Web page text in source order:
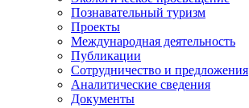
Познавательный туризм
Проекты
Международная деятельность
Публикации
Сотрудничество и предложения
Аналитические сведения
Документы